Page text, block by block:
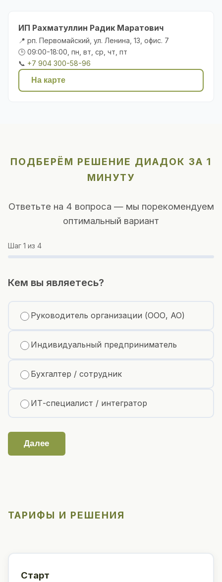
ИП Рахматуллин Радик Маратович
📍 рп. Первомайский, ул. Ленина, 13, офис. 7
🕒 09:00-18:00, пн, вт, ср, чт, пт
📞 +7 904 300-58-96
На карте
ПОДБЕРЁМ РЕШЕНИЕ ДИАДОК ЗА 1
МИНУТУ
Ответьте на 4 вопроса — мы порекомендуем
оптимальный вариант
Шаг 1 из 4
Кем вы являетесь?
Руководитель организации (ООО, АО)
Индивидуальный предприниматель
Бухгалтер / сотрудник
ИТ-специалист / интегратор
Далее
ТАРИФЫ И РЕШЕНИЯ
Старт